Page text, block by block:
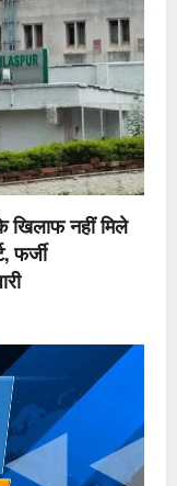
नहीं मिले
फर्जी